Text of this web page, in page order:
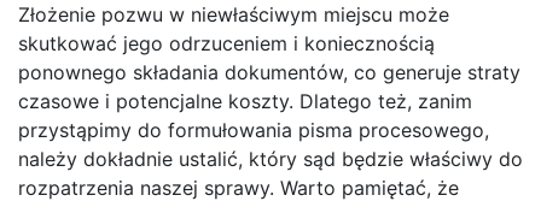
Złożenie pozwu w niewłaściwym miejscu może
skutkować jego odrzuceniem i koniecznością
ponownego składania dokumentów, co generuje straty
czasowe i potencjalne koszty. Dlatego też, zanim
przystąpimy do formułowania pisma procesowego,
należy dokładnie ustalić, który sąd będzie właściwy do
rozpatrzenia naszej sprawy. Warto pamiętać, że